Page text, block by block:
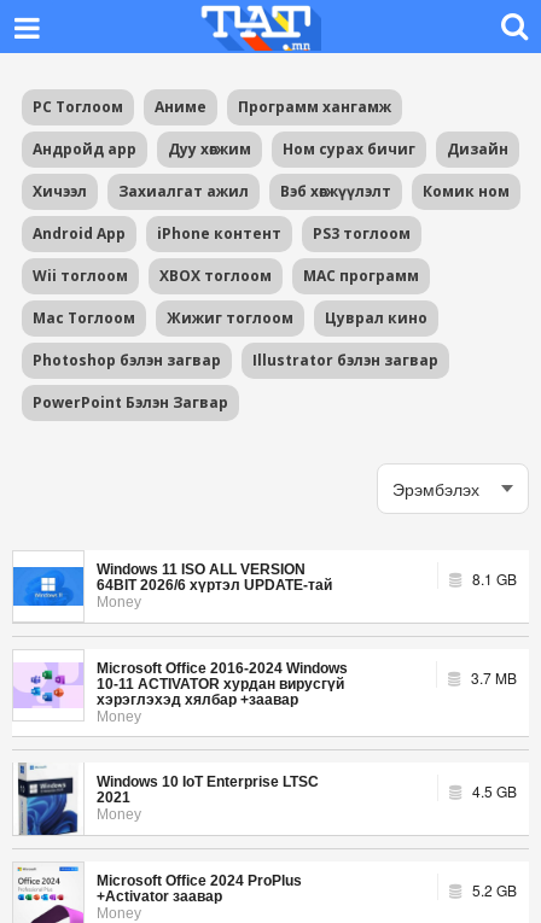
PC Тоглоом Аниме Программ хангамж
Андройд app Дуу хөгжим Ном сурах бичиг Дизайн
Хичээл Захиалгат ажил Вэб хөгжүүлэлт Комик ном
Android App iPhone контент PS3 тоглоом
Wii тоглоом XBOX тоглоом MAC программ
Mac Тоглоом Жижиг тоглоом Цуврал кино
Photoshop бэлэн загвар Illustrator бэлэн загвар
PowerPoint Бэлэн Загвар
Windows 11 ISO ALL VERSION
64BIT 2026/6 хүртэл UPDATE-тай
Money
8.1 GB
Microsoft Office 2016-2024 Windows
10-11 ACTIVATOR хурдан вирусгүй
хэрэглэхэд хялбар +заавар
Money
3.7 MB
Windows 10 IoT Enterprise LTSC
2021
Money
4.5 GB
Microsoft Office 2024 ProPlus
+Activator заавар
Money
5.2 GB